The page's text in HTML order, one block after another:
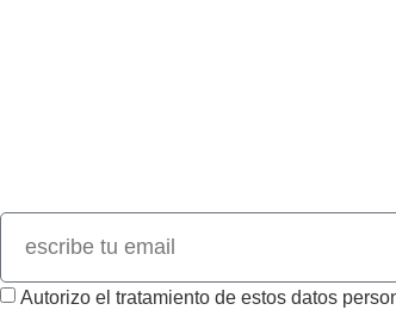
Autorizo el tratamiento de estos datos